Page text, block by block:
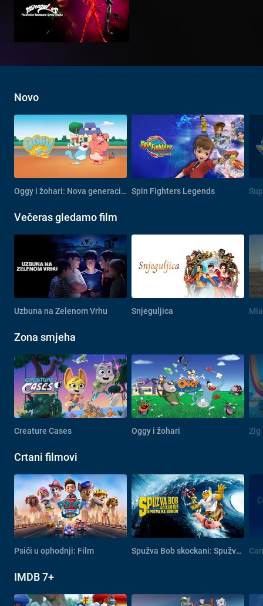
Novo
Oggy i žohari: Nova generacija Spin Fighters Legends
Večeras gledamo film
Uzbuna na Zelenom Vrhu Snjeguljica
Zona smjeha
Creature Cases Oggy i žohari Zig
Crtani filmovi
Psići u ophodnji: Film Spužva Bob skockani: Spužva na suhom
IMDB 7+